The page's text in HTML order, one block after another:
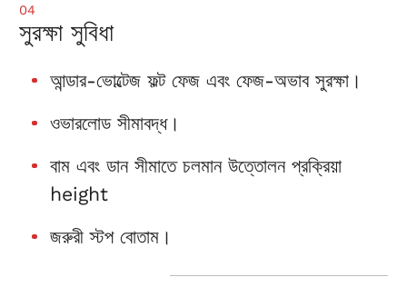
04
সুরক্ষা সুবিধা
আন্ডার-ভোল্টেজ ফল্ট ফেজ এবং ফেজ-অভাব সুরক্ষা।
ওভারলোড সীমাবদ্ধ।
বাম এবং ডান সীমাতে চলমান উত্তোলন প্রক্রিয়া
height
জরুরী স্টপ বোতাম।